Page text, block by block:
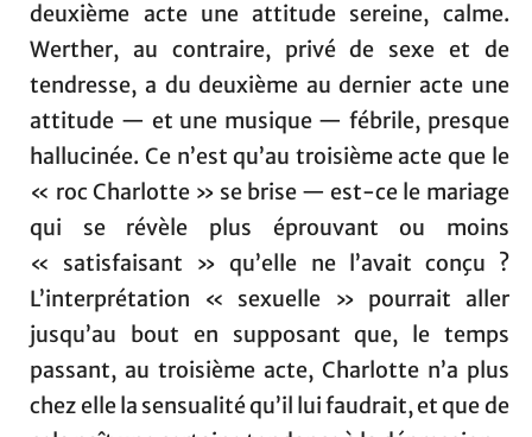
deuxième acte une attitude sereine, calme.
Werther, au contraire, privé de sexe et de
tendresse, a du deuxième au dernier acte une
attitude — et une musique — fébrile, presque
hallucinée. Ce n’est qu’au troisième acte que le
« roc Charlotte » se brise — est-ce le mariage
qui se révèle plus éprouvant ou moins
« satisfaisant » qu’elle ne l’avait conçu ?
L’interprétation « sexuelle » pourrait aller
jusqu’au bout en supposant que, le temps
passant, au troisième acte, Charlotte n’a plus
chez elle la sensualité qu’il lui faudrait, et que de